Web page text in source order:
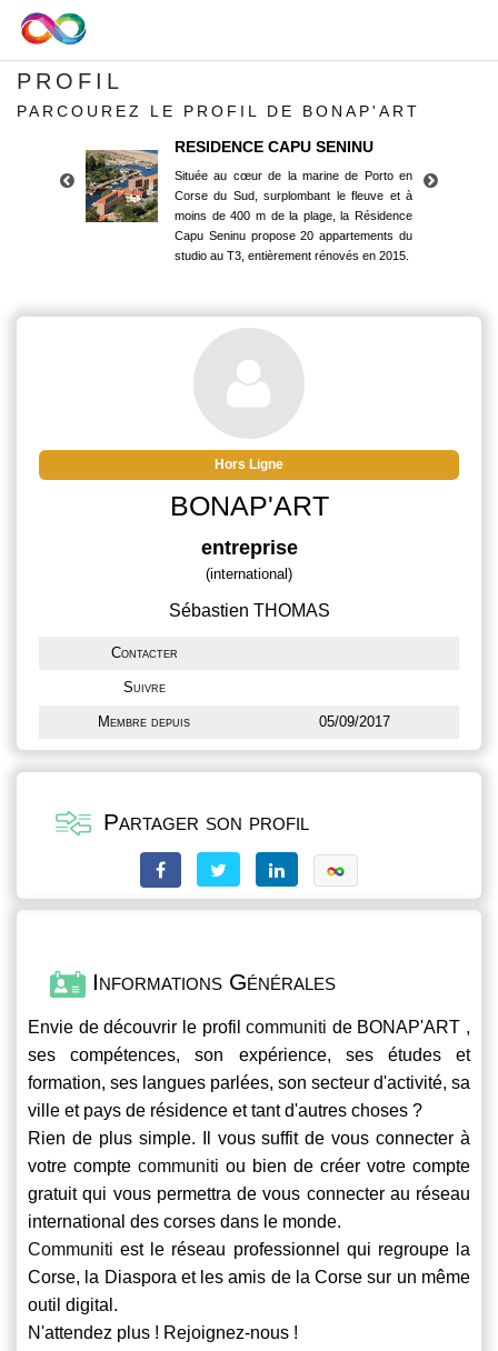
PROFIL
PARCOUREZ LE PROFIL DE BONAP'ART
RESIDENCE CAPU SENINU
Située au cœur de la marine de Porto en
Corse du Sud, surplombant le fleuve et à
moins de 400 m de la plage, la Résidence
Capu Seninu propose 20 appartements du
studio au T3, entièrement rénovés en 2015.
Corse du Sud, surplombant le fleuve et à
moins de 400 m de la plage, la Résidence
Capu Seninu propose 20 appartements du
studio au T3, entièrement rénovés en 2015.
Hors Ligne
BONAP'ART
entreprise
(international)
Sébastien THOMAS
Contacter
Suivre
Membre depuis 05/09/2017
Partager son profil
Informations Générales
Envie de découvrir le profilcommuniti de BONAP'ART ,
ses compétences, son expérience, ses études et
formation, ses langues parlées, son secteur d'activité, sa
ville et pays de résidence et tant d'autres choses ?
Rien de plus simple. Il vous suffit de vous connecter à
votre compte communiti ou bien de créer votre compte
gratuit qui vous permettra de vous connecter au réseau
international des corses dans le monde.
Communiti est le réseau professionnel qui regroupe la
Corse, la Diaspora et les amis de la Corse sur un même
outil digital.
N'attendez plus ! Rejoignez-nous !